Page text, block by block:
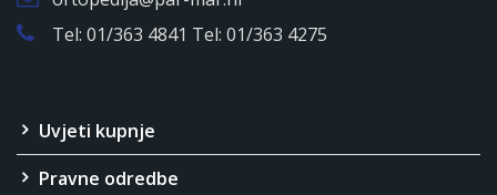
Tel: 01/363 4841 Tel: 01/363 4275
Uvjeti kupnje
Pravne odredbe